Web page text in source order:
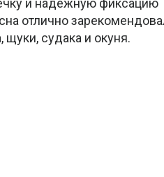
отлично
судака и окуня.